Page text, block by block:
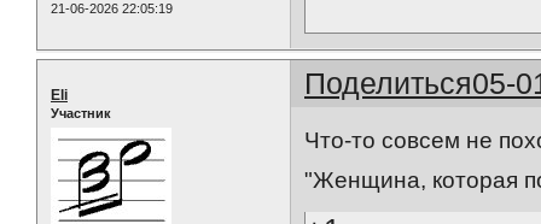
21-06-2026 22:05:19
Поделиться05-
Eli
Участник
Что-то совсем не
"Женщина, которая